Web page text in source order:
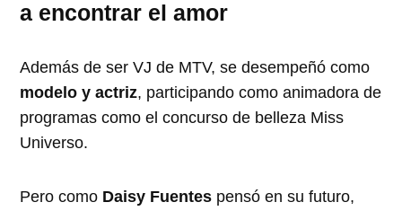
a encontrar el amor
Además de ser VJ de MTV, se desempeñó como
modelo y actriz, participando como animadora de
programas como el concurso de belleza Miss
Universo.
Pero como Daisy Fuentes pensó en su futuro,